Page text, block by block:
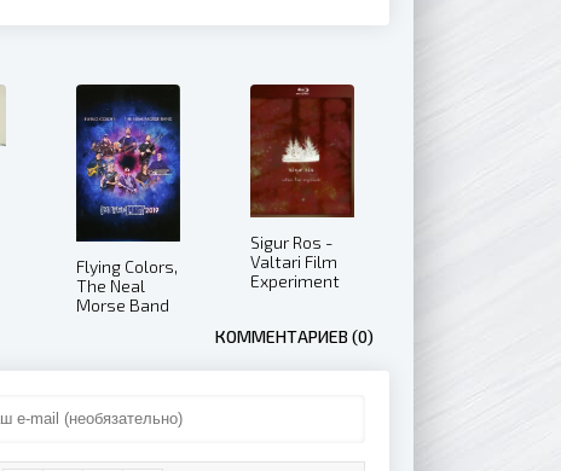
Flying Colors,
The Neal
Morse Band
Sigur Ros -
Valtari Film
Experiment
КОММЕНТАРИЕВ (0)